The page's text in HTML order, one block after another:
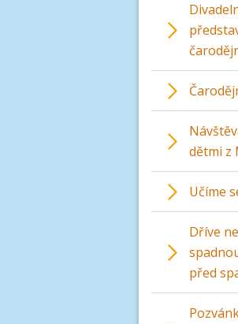
dětmi z
Učíme
Dříve
před